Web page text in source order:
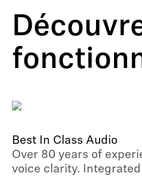
Best In Class Audio
Over 80 years of
voice clarity.